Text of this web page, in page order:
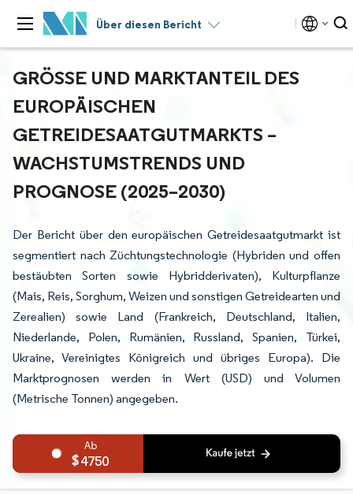
Über diesen Bericht
GRÖSSE UND MARKTANTEIL DES E
UROPÄISCHEN G
ETREIDESAATGUTMARKTS – W
ACHSTUMSTRENDS UND P
ROGNOSE (2025–2030)
Der Bericht über den europäischen Getreidesaatgutmarkt ist
segmentiert nach Züchtungstechnologie (Hybriden und offen
bestäubten Sorten sowie Hybridderivaten), Kulturpflanze
(Mais, Reis, Sorghum, Weizen und sonstigen Getreidearten und
Zerealien) sowie Land (Frankreich, Deutschland, Italien,
Niederlande, Polen, Rumänien, Russland, Spanien, Türkei,
Ukraine, Vereinigtes Königreich und übriges Europa). Die
Marktprognosen werden in Wert (USD) und Volumen
(Metrische Tonnen) angegeben.
4750